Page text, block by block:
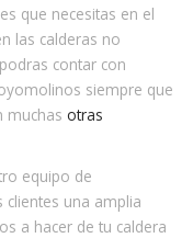
que necesitas en el
las calderas no
contar con
siempre que
muchas otras
equipo de
una amplia
a hacer de tu caldera